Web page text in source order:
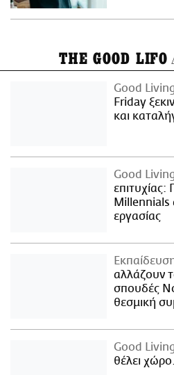
THE GOOD LIFO
Good
Friday
και
Good
επιτυχίας:
Millennials
εργασίας
αλλάζουν
σπουδές
θεσμική
Good
θέλει